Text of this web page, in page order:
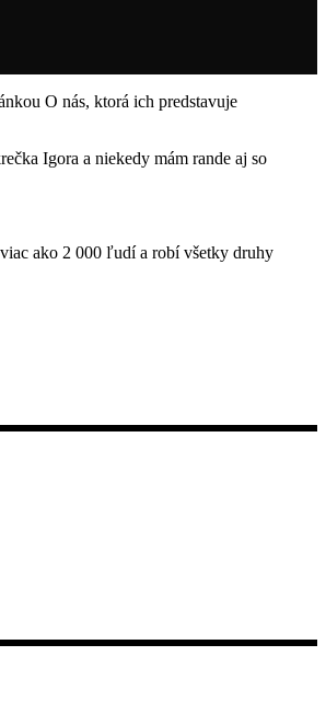
O nás, ktorá ich predstavuje
Igora a niekedy mám rande aj so
ako 2 000 ľudí a robí všetky druhy